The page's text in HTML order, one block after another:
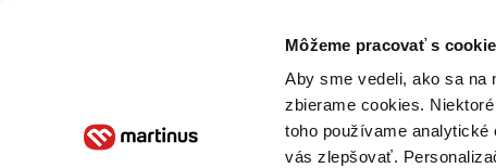
Môžeme pracovať s
Aby sme vedeli, ako sa na
zbierame cookies.
toho používame
vás zlepšovať.
Poukážky Kontakt